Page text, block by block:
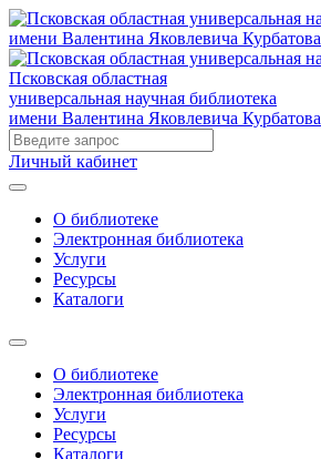
Псковская областная
универсальная научная библиотека
имени Валентина Яковлевича Курбатова
Личный кабинет
О библиотеке
Электронная библиотека
Услуги
Ресурсы
Каталоги
О библиотеке
Электронная библиотека
Услуги
Ресурсы
Каталоги